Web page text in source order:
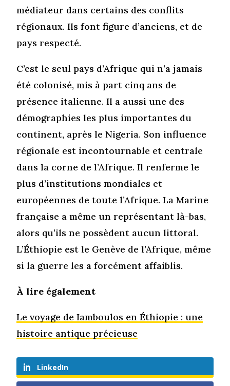
médiateur dans certains des conflits
régionaux. Ils font figure d’anciens, et de
pays respecté.
C’est le seul pays d’Afrique qui n’a jamais
été colonisé, mis à part cinq ans de
présence italienne. Il a aussi une des
démographies les plus importantes du
continent, après le Nigeria. Son influence
régionale est incontournable et centrale
dans la corne de l’Afrique. Il renferme le
plus d’institutions mondiales et
européennes de toute l’Afrique. La Marine
française a même un représentant là-bas,
alors qu’ils ne possèdent aucun littoral.
L’Éthiopie est le Genève de l’Afrique, même
si la guerre les a forcément affaiblis.
À lire également
Le voyage de Iamboulos en Éthiopie : une
histoire antique précieuse
LinkedIn